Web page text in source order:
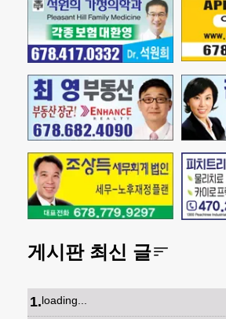
게시판 최신 글
1.loading...